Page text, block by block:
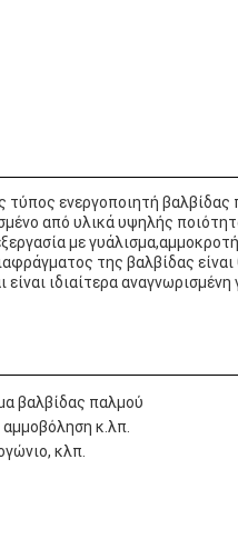
ενεργοποιητή βαλβίδας
από υλικά υψηλής
με
της βαλβίδας
είναι ιδιαίτερα
βαλβίδας παλμού
αμμοβόληση κ.λπ.
κλπ.